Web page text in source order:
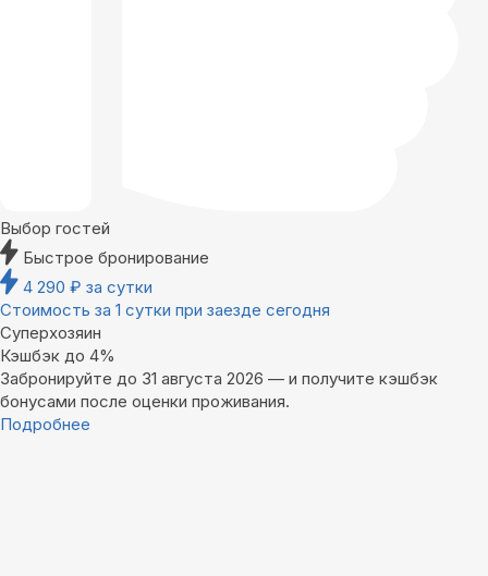
Выбор гостей
Быстрое бронирование
4 290 ₽ за сутки
Стоимость за 1 сутки при заезде сегодня
Суперхозяин
Кэшбэк до 4%
Забронируйте до 31 августа 2026 — и получите кэшбэк
бонусами после оценки проживания.
Подробнее